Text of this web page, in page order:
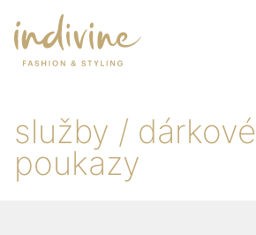
služby / dárkové
poukazy